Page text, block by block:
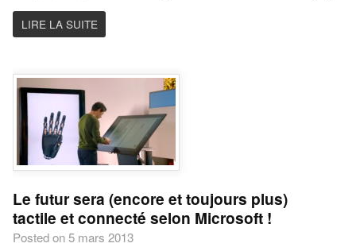
LIRE LA SUITE
Le futur sera (encore et toujours plus)
tactile et connecté selon Microsoft !
Posted on 5 mars 2013